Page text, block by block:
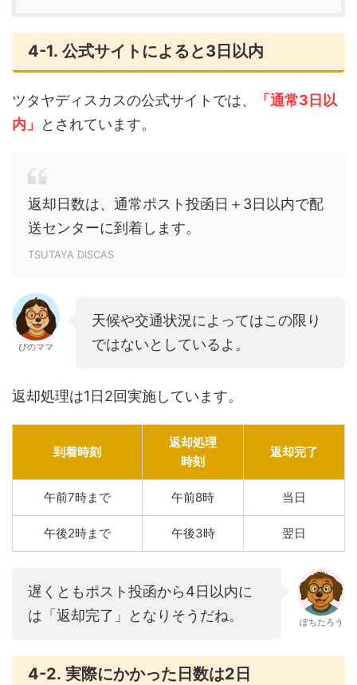
4-1. 公式サイトによると3日以内
ツタヤディスカスの公式サイトでは、
「通常3日以
内」
とされています。
返却日数は、通常ポスト投函日＋3日以内で配
送センターに到着します。
TSUTAYA DISCAS
ぴのママ
天候や交通状況によってはこの限り
ではないとしているよ。
返却処理は1日2回実施しています。
到着時刻
返却処理
時刻
返却完了
午前7時まで 午前8時 当日
午後2時まで 午後3時 翌日
遅くともポスト投函から4日以内に
は「返却完了」となりそうだね。
ぽちたろう
4-2. 実際にかかった日数は2日